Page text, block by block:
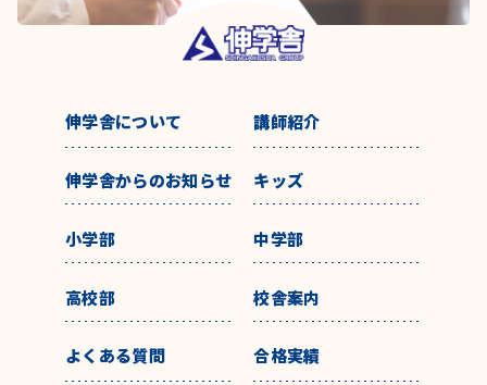
伸学舎について 講師紹介
伸学舎からのお知らせ キッズ
小学部 中学部
高校部 校舎案内
よくある質問 合格実績